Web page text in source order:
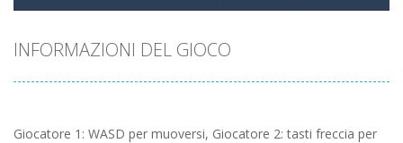
INFORMAZIONI DEL GIOCO
Giocatore 1: WASD per muoversi, Giocatore 2: tasti freccia per